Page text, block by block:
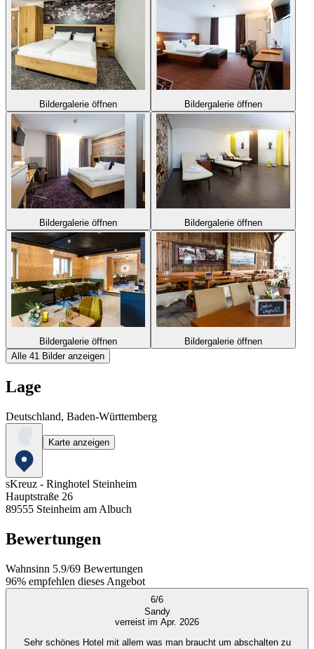
Bildergalerie öffnen Bildergalerie öffnen
Bildergalerie öffnen Bildergalerie öffnen
Bildergalerie öffnen
Bildergalerie öffnen
Alle 41 Bilder anzeigen
Lage
Deutschland, Baden-Württemberg
Karte anzeigen
sKreuz - Ringhotel Steinheim
Hauptstraße 26
89555 Steinheim am Albuch
Bewertungen
Wahnsinn 5.9/69 Bewertungen
96% empfehlen dieses Angebot
6/6
Sandy
verreist im Apr. 2026
Sehr schönes Hotel mit allem was man braucht um abschalten zu